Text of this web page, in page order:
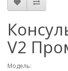
V2
Модель: